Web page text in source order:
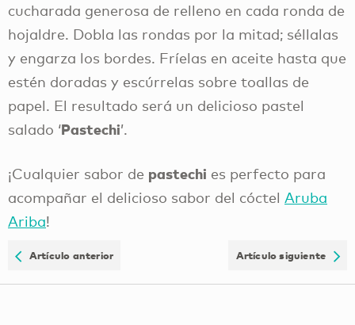
cucharada generosa de relleno en cada ronda de
hojaldre. Dobla las rondas por la mitad; séllalas
y engarza los bordes. Fríelas en aceite hasta que
estén doradas y escúrrelas sobre toallas de
papel. El resultado será un delicioso pastel
salado ‘Pastechi’.
¡Cualquier sabor de pastechi es perfecto para
acompañar el delicioso sabor del cóctel Aruba
Ariba!
Artículo anterior Artículo siguiente